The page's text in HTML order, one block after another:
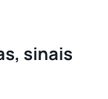
sinais